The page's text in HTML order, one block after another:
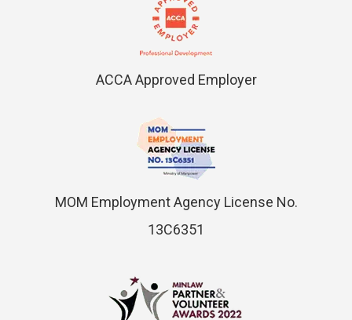
ACCA Approved Employer
MOM Employment Agency License No.
13C6351